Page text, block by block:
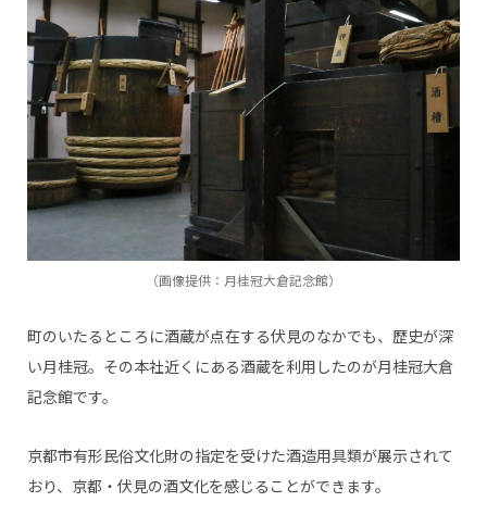
（画像提供：月桂冠大倉記念館）
町のいたるところに酒蔵が点在する伏見のなかでも、歴史が深
い月桂冠。その本社近くにある酒蔵を利用したのが月桂冠大倉
記念館です。
京都市有形民俗文化財の指定を受けた酒造用具類が展示されて
おり、京都・伏見の酒文化を感じることができます。